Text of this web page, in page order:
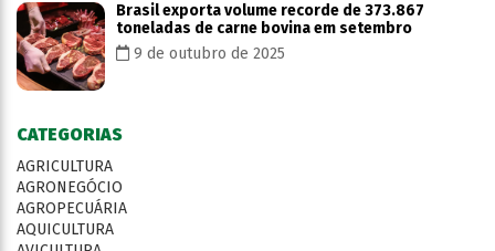
Brasil exporta volume recorde de 373.867
toneladas de carne bovina em setembro
9 de outubro de 2025
CATEGORIAS
AGRICULTURA
AGRONEGÓCIO
AGROPECUÁRIA
AQUICULTURA